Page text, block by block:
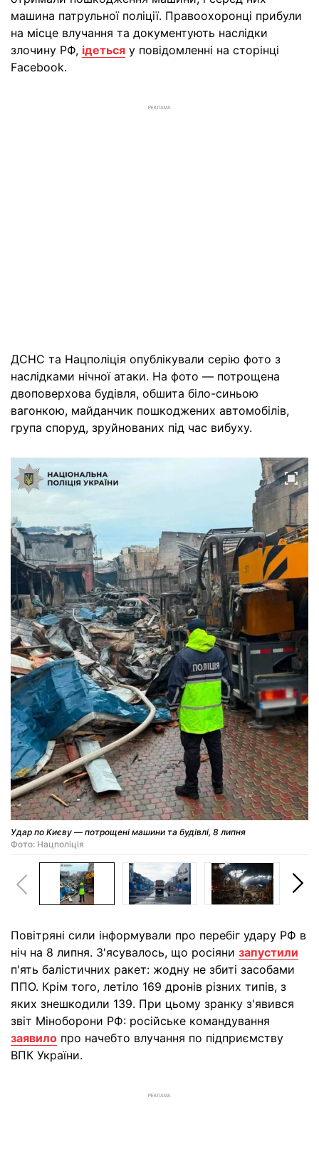
машина патрульної поліції. Правоохоронці прибули
на місце влучання та документують наслідки
злочину РФ, ідеться у повідомленні на сторінці
Facebook.
РЕКЛАМА
ДСНС та Нацполіція опублікували серію фото з
наслідками нічної атаки. На фото — потрощена
двоповерхова будівля, обшита біло-синьою
вагонкою, майданчик пошкоджених автомобілів,
група споруд, зруйнованих під час вибуху.
Удар по Києву — потрощені машини та будівлі, 8 липня
Фото: Нацполіція
Повітряні сили інформували про перебіг удару РФ в
ніч на 8 липня. З'ясувалось, що росіяни запустили
п'ять балістичних ракет: жодну не збиті засобами
ППО. Крім того, летіло 169 дронів різних типів, з
яких знешкодили 139. При цьому зранку з'явився
звіт Міноборони РФ: російське командування
заявило про начебто влучання по підприємству
ВПК України.
РЕКЛАМА